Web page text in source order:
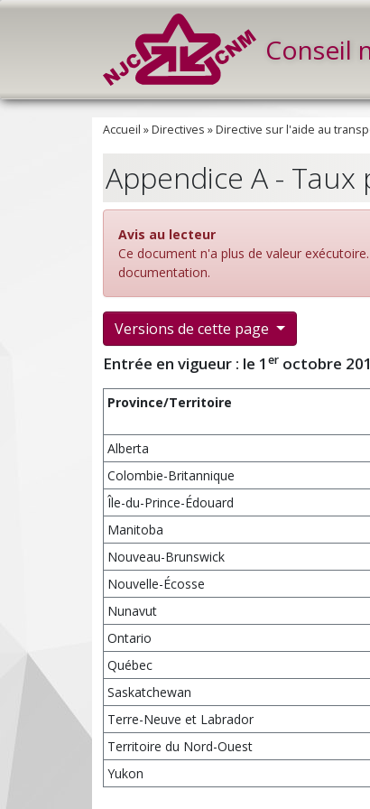
Conseil
Accueil »Directives »Directive sur l'aide au
Appendice A -
Avis au lecteur
Ce document n'a plus de valeur
documentation.
Versions de cette page
Entrée en vigueur : le 1 er octobre
Province/Territoire
Alberta
Colombie-Britannique
Île-du-Prince-Édouard
Manitoba
Nouveau-Brunswick
Nouvelle-Écosse
Nunavut
Ontario
Québec
Saskatchewan
Terre-Neuve et Labrador
Territoire du Nord-Ouest
Yukon